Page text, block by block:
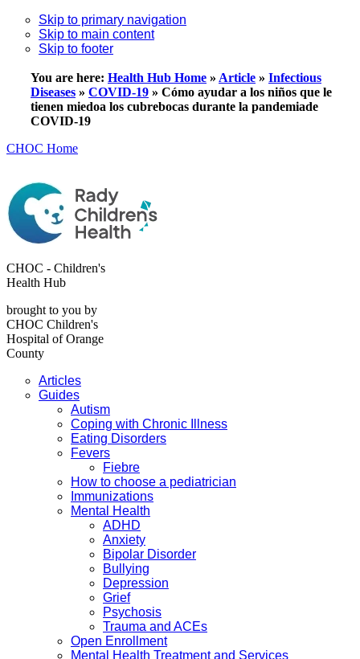
Skip to primary navigation
Skip to main content
Skip to footer
You are here: Health Hub Home » Article » Infectious
Diseases » COVID-19 » Cómo ayudar a los niños que le
tienen miedoa los cubrebocas durante la pandemiade
COVID-19
CHOC Home
CHOC - Children's
Health Hub
brought to you by
CHOC Children's
Hospital of Orange
County
Articles
Guides
Autism
Coping with Chronic Illness
Eating Disorders
Fevers
Fiebre
How to choose a pediatrician
Immunizations
Mental Health
ADHD
Anxiety
Bipolar Disorder
Bullying
Depression
Grief
Psychosis
Trauma and ACEs
Open Enrollment
Mental Health Treatment and Services